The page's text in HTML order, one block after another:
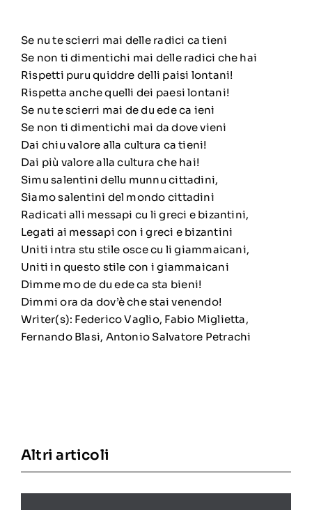
Se nu te scierri mai delle radici ca tieni
Se non ti dimentichi mai delle radici che hai
Rispetti puru quiddre delli paisi lontani!
Rispetta anche quelli dei paesi lontani!
Se nu te scierri mai de du ede ca ieni
Se non ti dimentichi mai da dove vieni
Dai chiu valore alla cultura ca tieni!
Dai più valore alla cultura che hai!
Simu salentini dellu munnu cittadini,
Siamo salentini del mondo cittadini
Radicati alli messapi cu li greci e bizantini,
Legati ai messapi con i greci e bizantini
Uniti intra stu stile osce cu li giammaicani,
Uniti in questo stile con i giammaicani
Dimme mo de du ede ca sta bieni!
Dimmi ora da dov’è che stai venendo!
Writer(s): Federico Vaglio, Fabio Miglietta,
Fernando Blasi, Antonio Salvatore Petrachi
Altri articoli